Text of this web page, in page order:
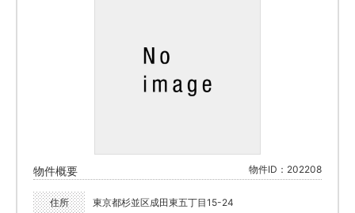
物件概要 物件ID：202208
住所 東京都杉並区成田東五丁目15-24